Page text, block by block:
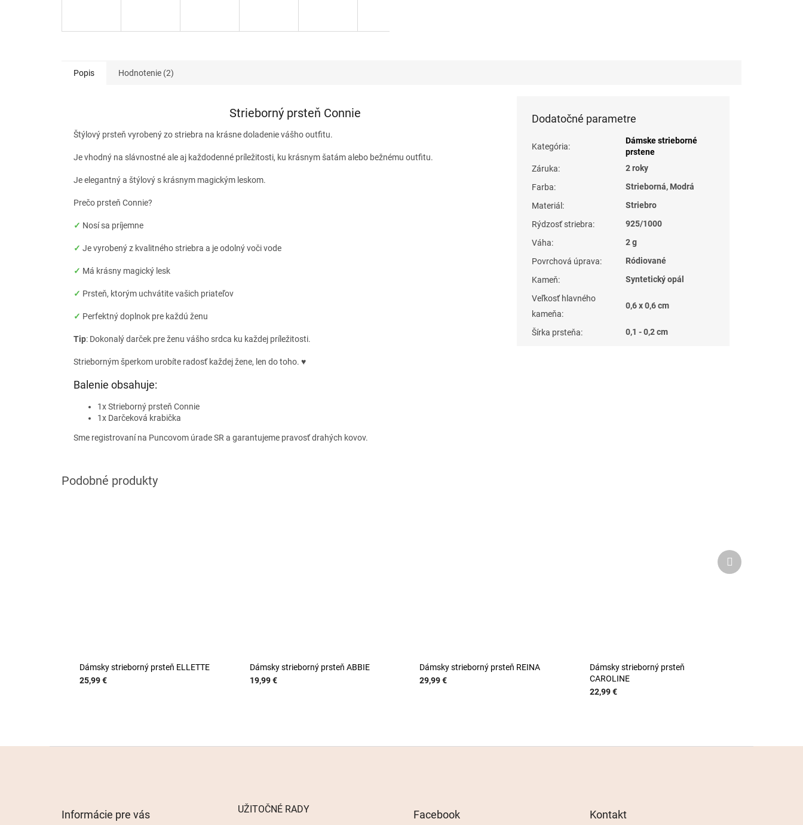
Popis Hodnotenie (2)
Strieborný prsteň Connie
Štýlový prsteň vyrobený zo striebra na krásne doladenie vášho outfitu.
Je vhodný na slávnostné ale aj každodenné príležitosti, ku krásnym šatám alebo bežnému outfitu.
Je elegantný a štýlový s krásnym magickým leskom.
Prečo prsteň Connie?
✓ Nosí sa príjemne
✓ Je vyrobený z kvalitného striebra a je odolný voči vode
✓ Má krásny magický lesk
✓ Prsteň, ktorým uchvátite vašich priateľov
✓ Perfektný doplnok pre každú ženu
Tip: Dokonalý darček pre ženu vášho srdca ku každej príležitosti.
Strieborným šperkom urobíte radosť každej žene, len do toho. ♥
Balenie obsahuje:
1x Strieborný prsteň Connie
1x Darčeková krabička
Sme registrovaní na Puncovom úrade SR a garantujeme pravosť drahých kovov.
Dodatočné parametre
Kategória:
Dámske strieborné
prstene
Záruka:
2 roky
Farba:
Strieborná, Modrá
Materiál :
Striebro
Rýdzosť striebra:
925/1000
Váha:
2 g
Povrchová úprava:
Ródiované
Kameň:
Syntetický opál
Veľkosť hlavného
kameňa:
0,6 x 0,6 cm
Šírka prsteňa: 0,1 - 0,2 cm
Dámsky strieborný prsteň ELLETTE
25,99 €
Dámsky strieborný prsteň ABBIE
19,99 €
Dámsky strieborný prsteň REINA
29,99 €
Dámsky strieborný prsteň
CAROLINE
22,99 €
Ďalší
produkt
Informácie pre vás UŽITOČNÉ RADY Facebook Kontakt